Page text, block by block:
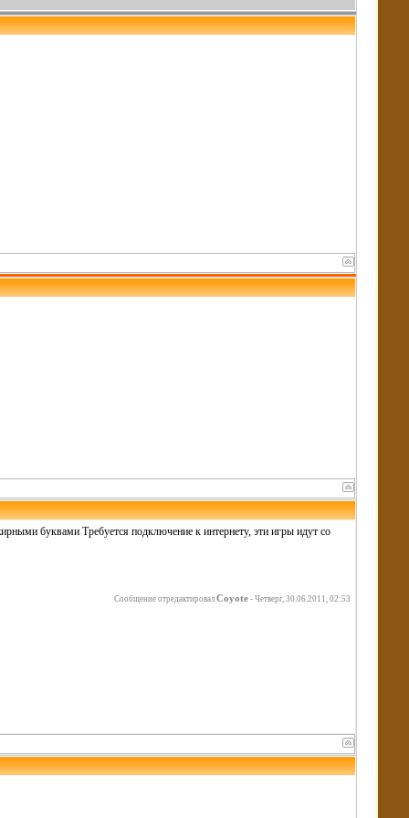
буквами Требуется подключение к интернету, эти игры идут со
Сообщение отредактировал Coyote - Четверг, 30.06.2011, 02:53